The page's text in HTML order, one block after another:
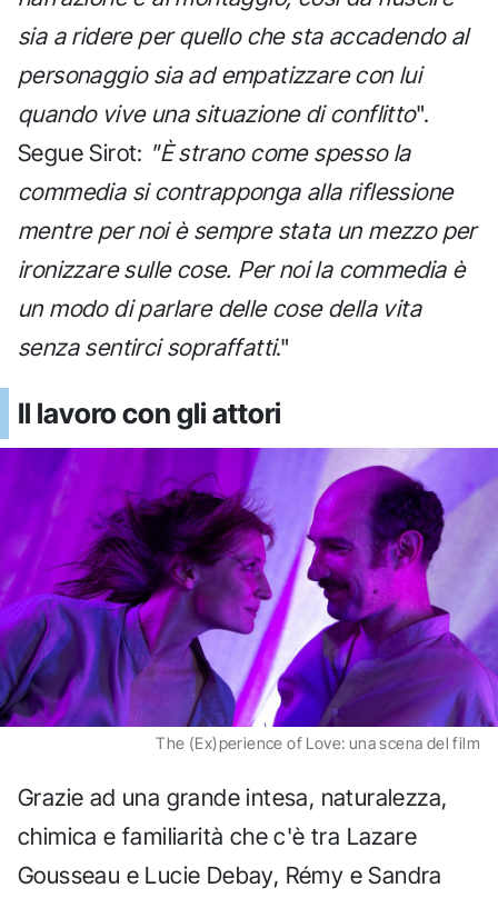
sia a ridere per quello che sta accadendo al
personaggio sia ad empatizzare con lui
quando vive una situazione di conflitto".
Segue Sirot: "È strano come spesso la
commedia si contrapponga alla riflessione
mentre per noi è sempre stata un mezzo per
ironizzare sulle cose. Per noi la commedia è
un modo di parlare delle cose della vita
senza sentirci sopraffatti."
Il lavoro con gli attori
The (Ex)perience of Love: una scena del film
Grazie ad una grande intesa, naturalezza,
chimica e familiarità che c'è tra Lazare
Gousseau e Lucie Debay, Rémy e Sandra